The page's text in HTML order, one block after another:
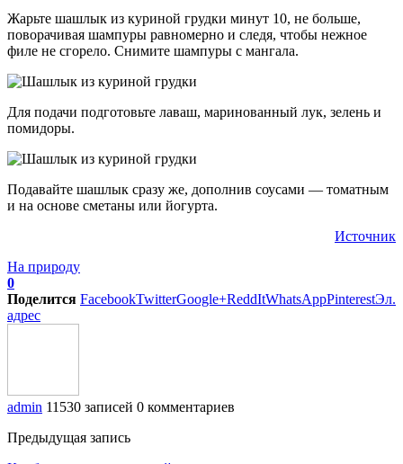
Жарьте шашлык из куриной грудки минут 10, не больше,
поворачивая шампуры равномерно и следя, чтобы нежное
филе не сгорело. Снимите шампуры с мангала.
Для подачи подготовьте лаваш, маринованный лук, зелень и
помидоры.
Подавайте шашлык сразу же, дополнив соусами — томатным
и на основе сметаны или йогурта.
Источник
На природу
0
Поделится FacebookTwitterGoogle+ReddItWhatsAppPinterestЭл.
адрес
admin 11530 записей 0 комментариев
Предыдущая запись